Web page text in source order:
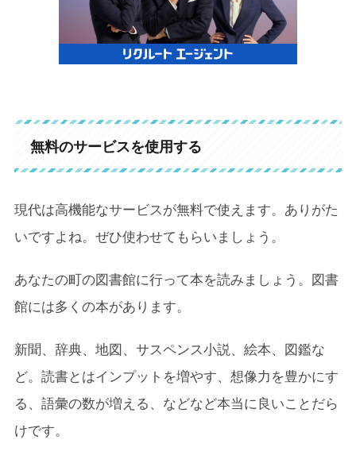
無料のサービスを使用する
現代は高機能なサービスが無料で使えます。ありがた
いですよね。ぜひ使わせてもらいましょう。
あなたの町の図書館に行って本を読みましょう。図書
館には多くの本があります。
新聞、辞典、地図、サスペンス小説、絵本、図鑑な
ど。読書とはインプットを増やす、想像力を豊かにす
る、語彙の数が増える、などなど本当に良いことだら
けです。